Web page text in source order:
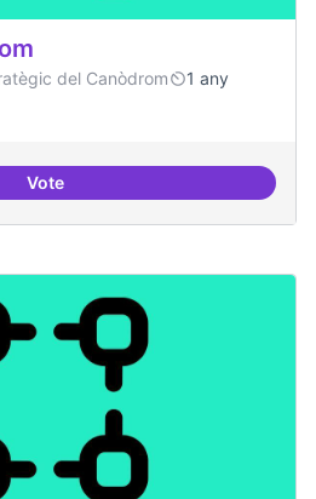
del Canòdrom
1 any
Votedecidim.canodrom